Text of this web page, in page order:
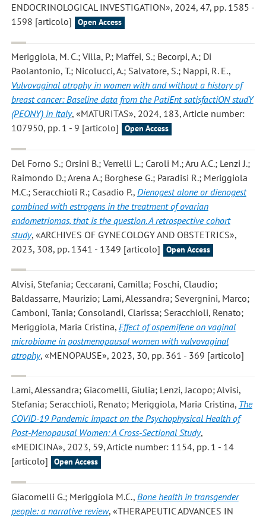
ENDOCRINOLOGICAL INVESTIGATION», 2024, 47, pp. 1585 -
1598 [articolo]
Open Access
Meriggiola, M. C.; Villa, P.; Maffei, S.; Becorpi, A.; Di
Paolantonio, T.; Nicolucci, A.; Salvatore, S.; Nappi, R. E.,
Vulvovaginal atrophy in women with and without a history of
breast cancer: Baseline data from the PatiEnt satisfactiON studY
(PEONY) in Italy, «MATURITAS», 2024, 183, Article number:
107950, pp. 1 - 9 [articolo]
Open Access
Del Forno S.; Orsini B.; Verrelli L.; Caroli M.; Aru A.C.; Lenzi J.;
Raimondo D.; Arena A.; Borghese G.; Paradisi R.; Meriggiola
M.C.; Seracchioli R.; Casadio P., Dienogest alone or dienogest
combined with estrogens in the treatment of ovarian
endometriomas, that is the question. A retrospective cohort
study, «ARCHIVES OF GYNECOLOGY AND OBSTETRICS»,
2023, 308, pp. 1341 - 1349 [articolo]
Open Access
Alvisi, Stefania; Ceccarani, Camilla; Foschi, Claudio;
Baldassarre, Maurizio; Lami, Alessandra; Severgnini, Marco;
Camboni, Tania; Consolandi, Clarissa; Seracchioli, Renato;
Meriggiola, Maria Cristina, Effect of ospemifene on vaginal
microbiome in postmenopausal women with vulvovaginal
atrophy, «MENOPAUSE», 2023, 30, pp. 361 - 369 [articolo]
Lami, Alessandra; Giacomelli, Giulia; Lenzi, Jacopo; Alvisi,
Stefania; Seracchioli, Renato; Meriggiola, Maria Cristina, The
COVID-19 Pandemic Impact on the Psychophysical Health of
Post-Menopausal Women: A Cross-Sectional Study,
«MEDICINA», 2023, 59, Article number: 1154, pp. 1 - 14
[articolo]
Open Access
Giacomelli G.; Meriggiola M.C., Bone health in transgender
people: a narrative review, «THERAPEUTIC ADVANCES IN